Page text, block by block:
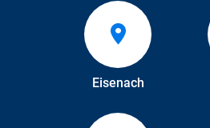
Eisenach